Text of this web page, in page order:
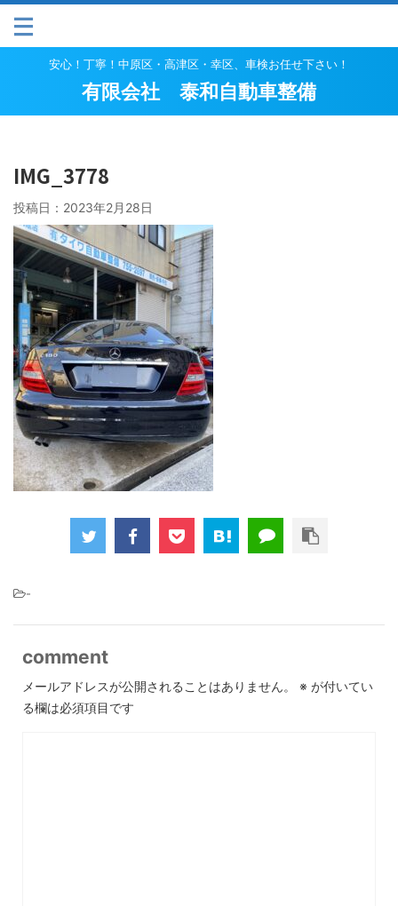
安心！丁寧！中原区・高津区・幸区、車検お任せ下さい！
有限会社 泰和自動車整備
IMG_3778
投稿日： 2023年2月28日
-
comment
メールアドレスが公開されることはありません。 ※ が付いてい
る欄は必須項目です